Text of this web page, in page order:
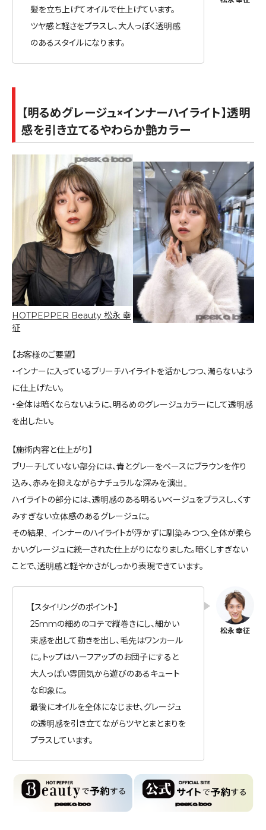
髪を立ち上げてオイルで仕上げています。
ツヤ感と軽さをプラスし、大人っぽく透明感
のあるスタイルになります。
【明るめグレージュ×インナーハイライト】透明
感を引き立てるやわらか艶カラー
HOTPEPPER Beauty 松永 幸
征
【お客様のご要望】
・インナーに入っているブリーチハイライトを活かしつつ、濁らないよう
に仕上げたい。
・全体は暗くならないように、明るめのグレージュカラーにして透明感
を出したい。
【施術内容と仕上がり】
ブリーチしていない部分には、青とグレーをベースにブラウンを作り
込み、赤みを抑えながらナチュラルな深みを演出。
ハイライトの部分には、透明感のある明るいベージュをプラスし、くす
みすぎない立体感のあるグレージュに。
その結果、インナーのハイライトが浮かずに馴染みつつ、全体が柔ら
かいグレージュに統一された仕上がりになりました。暗くしすぎない
ことで、透明感と軽やかさがしっかり表現できています。
【スタイリングのポイント】
25mmの細めのコテで縦巻きにし、細かい
束感を出して動きを出し、毛先はワンカール
に。トップはハーフアップのお団子にすると
大人っぽい雰囲気から遊びのあるキュート
な印象に。
最後にオイルを全体になじませ、グレージュ
の透明感を引き立てながらツヤとまとまりを
プラスしています。